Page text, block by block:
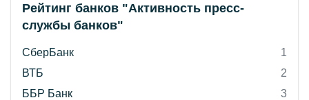
Рейтинг банков "Активность пресс-
службы банков"
СберБанк
1
ВТБ
2
ББР Банк
3